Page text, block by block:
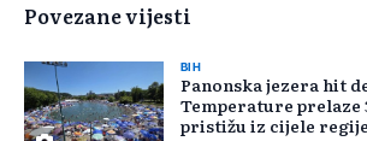
Povezane vijesti
BIH
Panonska jezera hit
Temperature prelaze
pristižu iz cijele regije